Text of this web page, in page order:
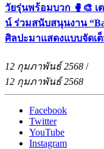
วัยรุ่นพร้อมบวก 🥊🎨
น์ ร่วมสนับสนุนงาน
ศิลปะมาแสดงแบบจัดเต็
12 กุมภาพันธ์ 2568 /
12 กุมภาพันธ์ 2568
Facebook
Twitter
YouTube
Instagram